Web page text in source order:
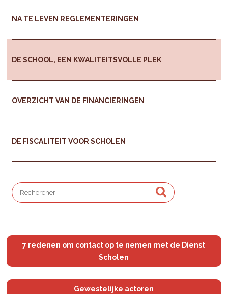
NA TE LEVEN REGLEMENTERINGEN
DE SCHOOL, EEN KWALITEITSVOLLE PLEK
OVERZICHT VAN DE FINANCIERINGEN
DE FISCALITEIT VOOR SCHOLEN
7 redenen om contact op te nemen met de Dienst
Scholen
Gewestelijke actoren